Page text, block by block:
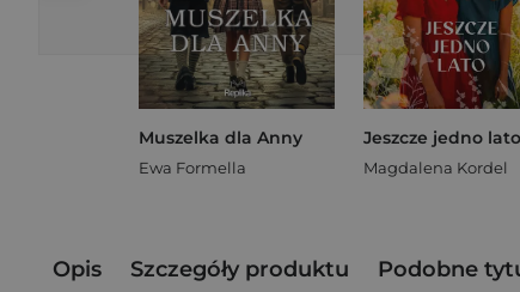
Muszelka dla Anny
Ewa Formella
Jeszcze jedno lato
Magdalena Kordel
Opis Szczegóły produktu Podobne